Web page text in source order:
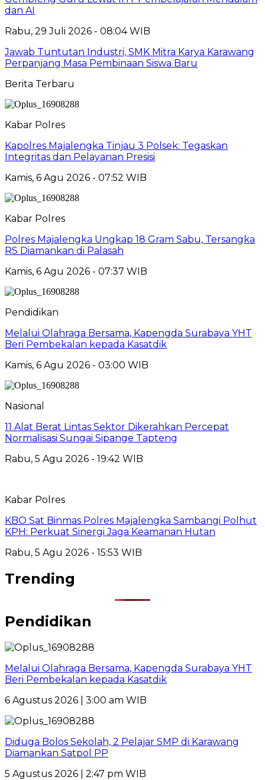
dan AI
Rabu, 29 Juli 2026 - 08:04 WIB
Jawab Tuntutan Industri, SMK Mitra Karya Karawang
Perpanjang Masa Pembinaan Siswa Baru
Berita Terbaru
Kabar Polres
Kapolres Majalengka Tinjau 3 Polsek: Tegaskan
Integritas dan Pelayanan Presisi
Kamis, 6 Agu 2026 - 07:52 WIB
Kabar Polres
Polres Majalengka Ungkap 18 Gram Sabu, Tersangka
RS Diamankan di Palasah
Kamis, 6 Agu 2026 - 07:37 WIB
Pendidikan
Melalui Olahraga Bersama, Kapengda Surabaya YHT
Beri Pembekalan kepada Kasatdik
Kamis, 6 Agu 2026 - 03:00 WIB
Nasional
11 Alat Berat Lintas Sektor Dikerahkan Percepat
Normalisasi Sungai Sipange Tapteng
Rabu, 5 Agu 2026 - 19:42 WIB
Kabar Polres
KBO Sat Binmas Polres Majalengka Sambangi Polhut
KPH: Perkuat Sinergi Jaga Keamanan Hutan
Rabu, 5 Agu 2026 - 15:53 WIB
Trending
Pendidikan
Melalui Olahraga Bersama, Kapengda Surabaya YHT
Beri Pembekalan kepada Kasatdik
6 Agustus 2026 | 3:00 am WIB
Diduga Bolos Sekolah, 2 Pelajar SMP di Karawang
Diamankan Satpol PP
5 Agustus 2026 | 2:47 pm WIB